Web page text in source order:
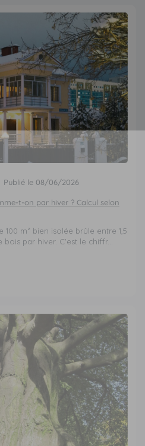
Publié le 08/06/2026
t-on par hiver ? Calcul selon
m² bien isolée brûle entre 1,5
par hiver. C'est le chiffr...